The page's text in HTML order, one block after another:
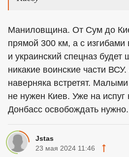
Маниловщина. От Сум до
прямой 300 км, а с изгибами
и украинский спецназ будет
никакие воинские части
наверняка встретят.
не нужен Киев. Уже на
Донбасс освобождать нужно.
Jstas
23 мая 2024 11:46